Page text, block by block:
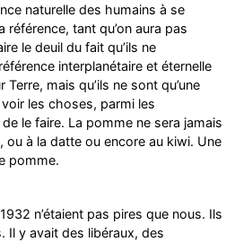
naturelle des humains à se
référence, tant qu’on aura pas
le deuil du fait qu’ils ne
interplanétaire et éternelle
mais qu’ils ne sont qu’une
les choses, parmi les
le faire. La pomme ne sera jamais
ou à la datte ou encore au kiwi. Une
pomme.
n’étaient pas pires que nous. Ils
Il y avait des libéraux, des